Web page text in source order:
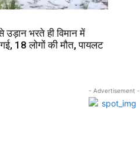
भरते ही विमान में
18 लोगों की मौत, पायलट
- Advertisement -